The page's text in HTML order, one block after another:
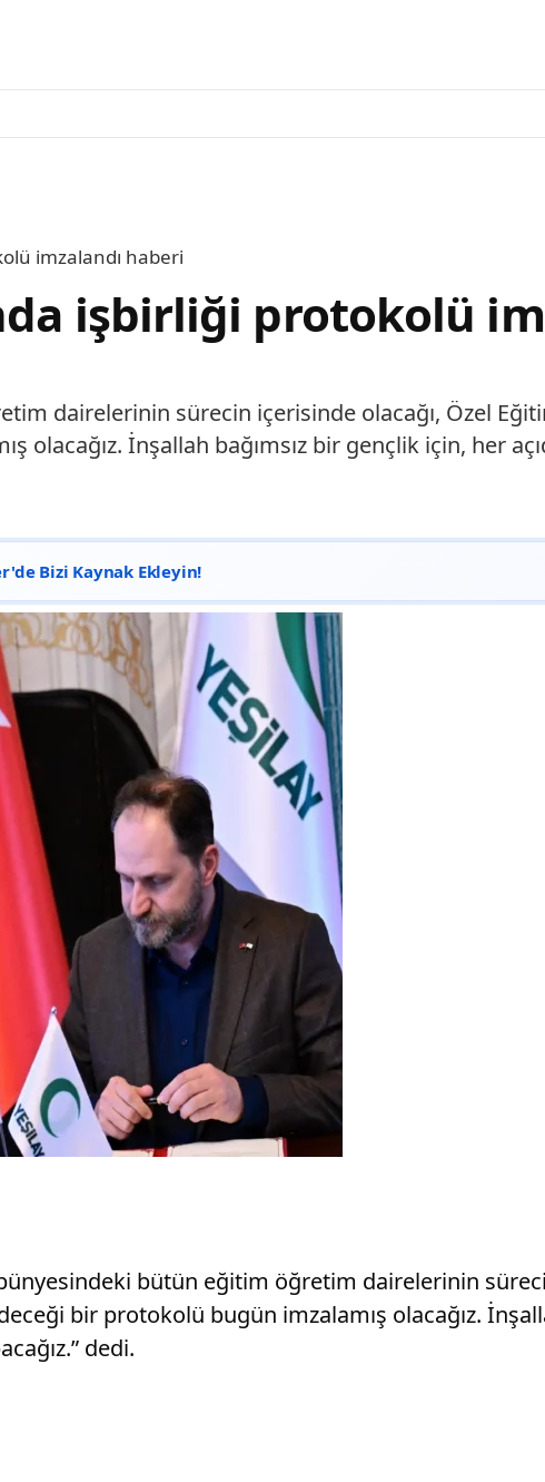
imzalandı haberi
işbirliği protokolü
dairelerinin sürecin içerisinde olacağı, Özel
İnşallah bağımsız bir gençlik için, her
Bizi Kaynak Ekleyin!
bünyesindeki bütün eğitim öğretim dairelerinin
bir protokolü bugün imzalamış olacağız.
dedi.